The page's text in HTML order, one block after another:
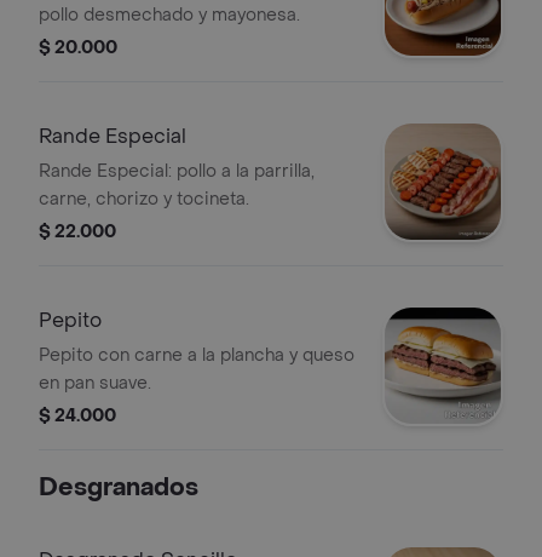
pollo desmechado y mayonesa.
$ 20.000
Rande Especial
Rande Especial: pollo a la parrilla,
carne, chorizo y tocineta.
$ 22.000
Pepito
Pepito con carne a la plancha y queso
en pan suave.
$ 24.000
Desgranados